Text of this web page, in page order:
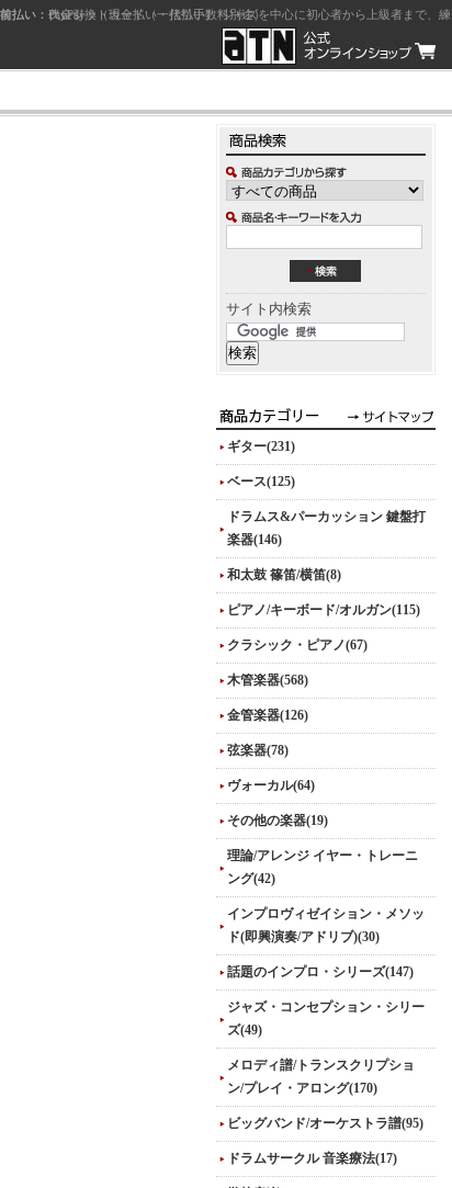
ジャズを中心に初心者から上級者まで、
サイト内検索
ギター(231)
ベース(125)
ドラムス&パーカッション 鍵盤打
楽器(146)
和太鼓 篠笛/横笛(8)
ピアノ/キーボード/オルガン(115)
クラシック・ピアノ(67)
木管楽器(568)
金管楽器(126)
弦楽器(78)
ヴォーカル(64)
その他の楽器(19)
理論/アレンジ イヤー・トレーニ
ング(42)
インプロヴィゼイション・メソッ
ド(即興演奏/アドリブ)(30)
話題のインプロ・シリーズ(147)
ジャズ・コンセプション・シリー
ズ(49)
メロディ譜/トランスクリプショ
ン/プレイ・アロング(170)
ビッグバンド/オーケストラ譜(95)
ドラムサークル 音楽療法(17)
前払い：クレジットカード（一括払い）
後払い：代金引換（現金払い・代引手数料別途）
前払い：PayPay